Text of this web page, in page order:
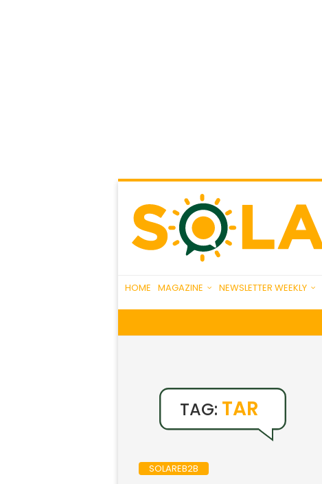
HOME MAGAZINE NEWSLETTER WEEKLY
TAG: TAR
SOLAREB2B